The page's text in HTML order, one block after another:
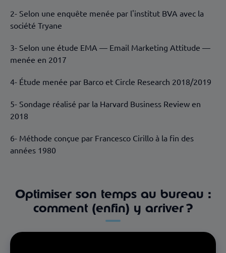
2- Selon une enquête menée par l'institut BVA avec la
société Tryane
3- Selon une étude EMA — Email Marketing Attitude —
menée en 2017
4- Étude menée par Barco et Circle Research 2018/2019
5- Sondage réalisé par la Harvard Business Review en
2018
6- Méthode conçue par Francesco Cirillo à la fin des
années 1980
Optimiser son temps au bureau :
comment (enfin) y arriver ?